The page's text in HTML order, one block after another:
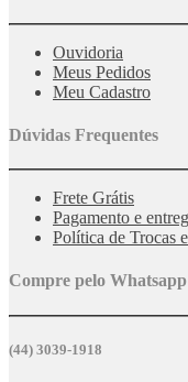
Ouvidoria
Meus Pedidos
Meu Cadastro
Dúvidas Frequentes
Frete Grátis
Pagamento e
Política de Trocas
Compre pelo Whatsapp
(44) 3039-1918